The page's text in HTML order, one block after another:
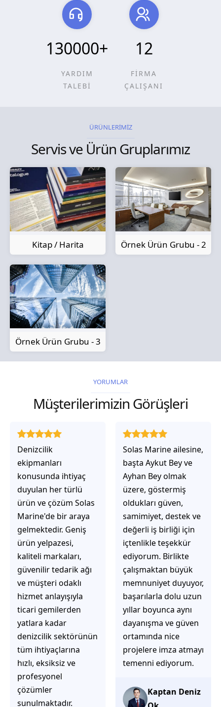
130000+
YARDIM
TALEBİ
12
FİRMA
ÇALIŞANI
ÜRÜNLERİMİZ
Servis ve Ürün Gruplarımız
Kitap / Harita Örnek Ürün Grubu - 2
Örnek Ürün Grubu - 3
YORUMLAR
Müşterilerimizin Görüşleri
Solas Marine ailesine,
başta Aykut Bey ve
Ayhan Bey olmak
üzere, göstermiş
oldukları güven,
samimiyet, destek ve
değerli iş birliği için
içtenlikle teşekkür
ediyorum. Birlikte
çalışmaktan büyük
memnuniyet duyuyor,
başarılarla dolu uzun
yıllar boyunca aynı
dayanışma ve güven
ortamında nice
projelere imza atmayı
temenni ediyorum.
Kaptan Deniz
Solas Marine ile
çalıştığınızda,
işlerinin gerçekten
çözüm üretmeye
odaklı olduğunu
hemen fark
ediyorsunuz.
İhtiyaçlarınıza hızlı ve
doğru çözümler
sunmaya çalışıyorlar.
Müşteri
memnuniyetini ön
planda tutan
yaklaşımları, ilgili
iletişimleri ve
güvenilir hizmet
anlayışları sayesinde
başarılı bir ekip
olduklarını